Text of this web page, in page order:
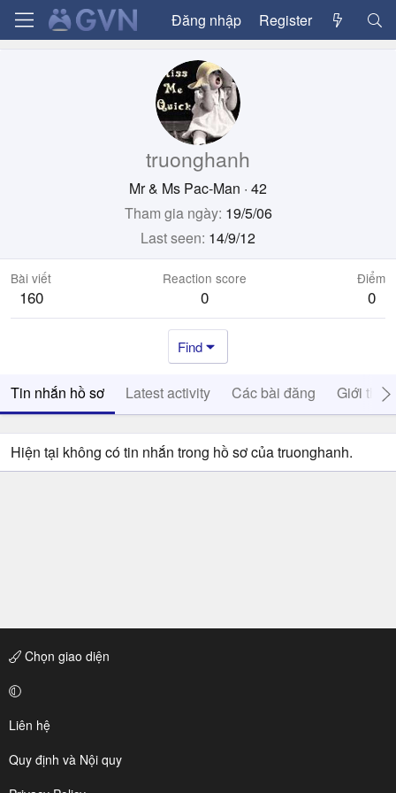
Đăng nhập Register
truonghanh
Mr & Ms Pac-Man · 42
Tham gia ngày 19/5/06
Last seen 14/9/12
Bài viết
160
Reaction score
0
Điểm
0
Find
Tin nhắn hồ sơ Latest activity Các bài đăng Giới thiệu
Hiện tại không có tin nhắn trong hồ sơ của truonghanh.
Chọn giao diện
Liên hệ
Quy định và Nội quy